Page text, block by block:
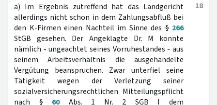
18
a) Im Ergebnis zutreffend hat das Landgericht
allerdings nicht schon in dem Zahlungsabfluß bei
den K-Firmen einen Nachteil im Sinne des § 266
StGB gesehen. Der Angeklagte Dr. M konnte
nämlich - ungeachtet seines Vorruhestandes - aus
seinem Arbeitsverhältnis die ausgehandelte
Vergütung beanspruchen. Zwar unterfiel seine
Tätigkeit wegen der Verletzung seiner
sozialversicherungsrechtlichen Mitteilungspflicht
nach § 60Abs. 1 Nr. 2 SGB I dem